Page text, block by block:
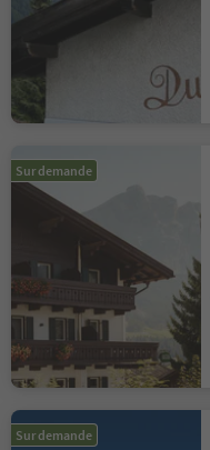
Sur demande
Sur demande